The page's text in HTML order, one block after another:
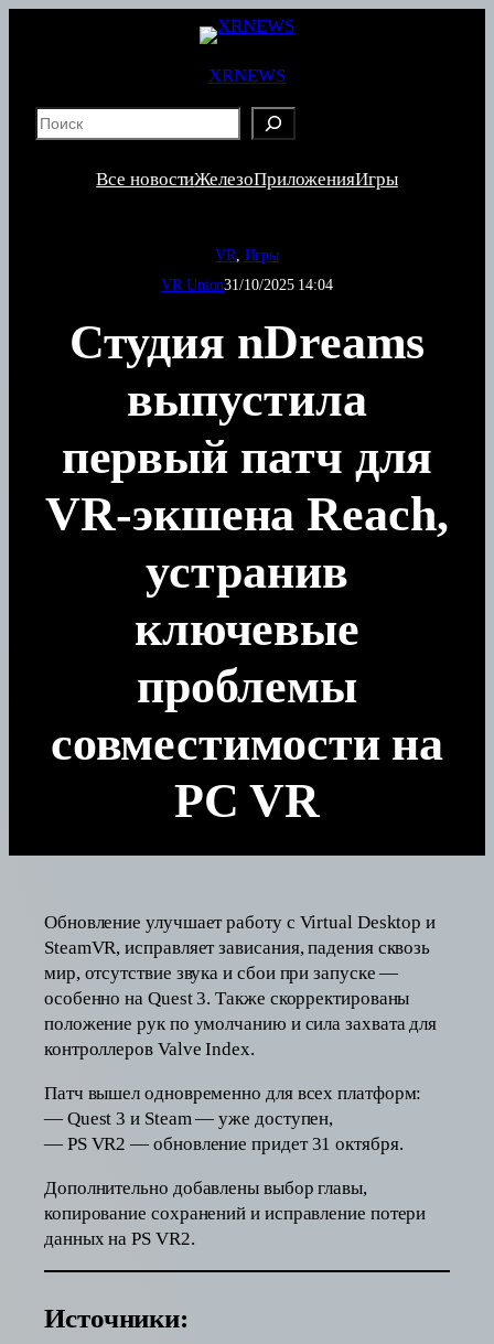
XRNEWS
Все новостиЖелезоПриложенияИгры
VR Игры
VR Union31/10/2025 14:04
Студия nDreams
выпустила
первый патч для
VR-экшена Reach,
устранив
ключевые
проблемы
совместимости на
PC VR
Обновление улучшает работу с Virtual Desktop и
SteamVR, исправляет зависания, падения сквозь
мир, отсутствие звука и сбои при запуске —
особенно на Quest 3. Также скорректированы
положение рук по умолчанию и сила захвата для
контроллеров Valve Index.
Патч вышел одновременно для всех платформ:
— Quest 3 и Steam — уже доступен,
— PS VR2 — обновление придет 31 октября.
Дополнительно добавлены выбор главы,
копирование сохранений и исправление потери
данных на PS VR2.
Источники: